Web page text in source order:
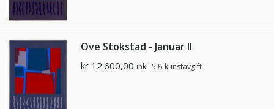
Ove Stokstad - Januar II
kr 12.600,00 inkl. 5% kunstavgift